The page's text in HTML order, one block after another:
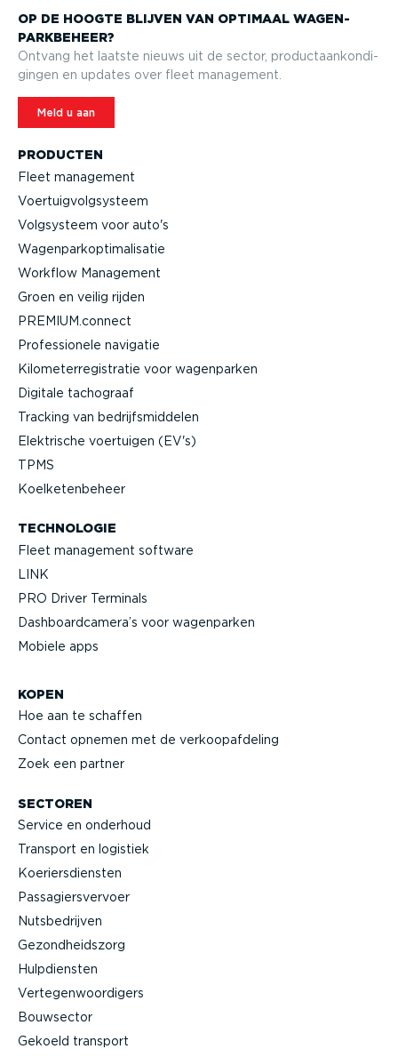
PRODUCTEN
Fleet management
Voertuig­volg­systeem
Volgsysteem voor auto's
Wagen­par­kop­ti­ma­li­satie
Workflow Management
Groen en veilig rijden
PREMIUM.connect
Profes­si­onele navigatie
Kilome­ter­re­gi­stratie voor wagenparken
Digitale tachograaf
Tracking van bedrijfs­mid­delen
Elektrische voertuigen (EV's)
TPMS
Koelke­ten­beheer
TECHNOLOGIE
Fleet management software
LINK
PRO Driver Terminals
Dashboard­camera’s voor wagenparken
Mobiele apps
KOPEN
Hoe aan te schaffen
Contact opnemen met de verkoop­af­deling
Zoek een partner
SECTOREN
Service en onderhoud
Transport en logistiek
Koeriers­diensten
Passa­giers­vervoer
Nutsbe­drijven
Gezond­heidszorg
Hulpdiensten
Verte­gen­woor­digers
Bouwsector
Gekoeld transport
OP DE HOOGTE BLIJVEN VAN OPTIMAAL WAGEN­
PARK­BEHEER?
Ontvang het laatste nieuws uit de sector, product­aan­kon­di­
gingen en updates over fleet management.
Meld u aan